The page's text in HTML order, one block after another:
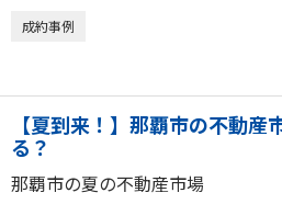
成約事例
【夏到来！】那覇市の不動産
る？
那覇市の夏の不動産市場